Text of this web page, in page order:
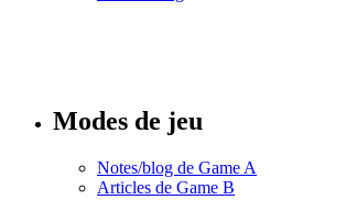
Modes de jeu
Notes/blog de Game A
Articles de Game B